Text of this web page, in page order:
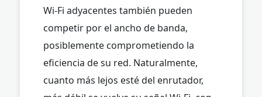
Wi-Fi adyacentes también pueden
competir por el ancho de banda,
posiblemente comprometiendo la
eficiencia de su red. Naturalmente,
cuanto más lejos esté del enrutador,